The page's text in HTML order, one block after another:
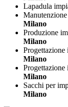
Lapadula
Milano
Produzione
Milano
Progettazione
Milano
Milano
Sacchi per
Milano